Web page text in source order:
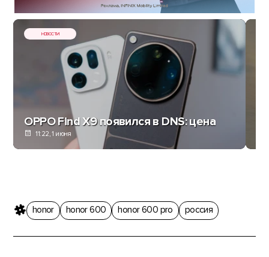
НОВОСТИ
OPPO Find X9 появился в DNS: цена
11:22, 1 июня
honor honor 600 honor 600 pro россия